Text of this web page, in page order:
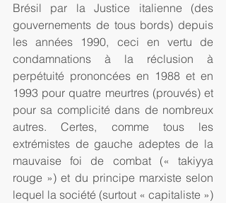
Brésil par la Justice italienne (des
gouvernements de tous bords) depuis
les années 1990, ceci en vertu de
condamnations à la réclusion à
perpétuité prononcées en 1988 et en
1993 pour quatre meurtres (prouvés) et
pour sa complicité dans de nombreux
autres. Certes, comme tous les
extrémistes de gauche adeptes de la
mauvaise foi de combat (« takiyya
rouge ») et du principe marxiste selon
lequel la société (surtout « capitaliste »)